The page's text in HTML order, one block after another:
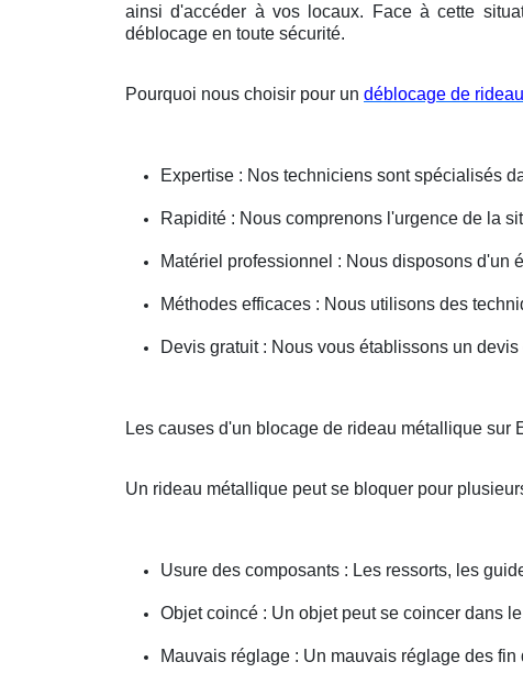
ainsi d'accéder à vos locaux. Face à cette
déblocage en toute sécurité.
Pourquoi nous choisir pour un déblocage de
Expertise : Nos techniciens sont spécialisés
Rapidité : Nous comprenons l'urgence de la
Matériel professionnel : Nous disposons d'un
Méthodes efficaces : Nous utilisons des
Devis gratuit : Nous vous établissons un
Les causes d'un blocage de rideau métallique sur
Un rideau métallique peut se bloquer pour
Usure des composants : Les ressorts, les
Objet coincé : Un objet peut se coincer dans
Mauvais réglage : Un mauvais réglage des